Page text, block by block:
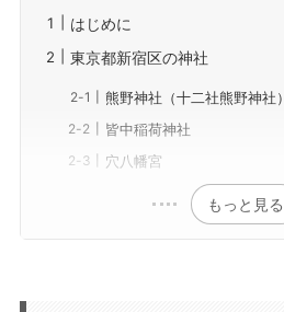
はじめに
東京都新宿区の神社
熊野神社（十二社熊野神社）
皆中稲荷神社
穴八幡宮
もっと見る